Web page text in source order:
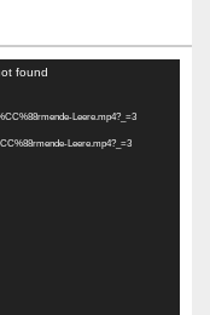
found
Leere.mp4?_=3
Leere.mp4?_=3